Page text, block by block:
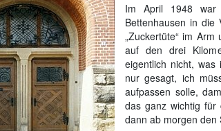
Im April 1948
Bettenhausen in die
„Zuckertüte“ im
auf den drei
eigentlich nicht,
nur gesagt, ich
aufpassen solle,
das ganz wichtig für
dann ab morgen den